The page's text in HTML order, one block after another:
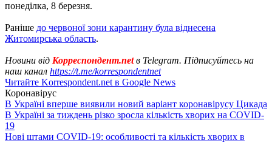
понеділка, 8 березня.
Раніше до червоної зони карантину була віднесена
Житомирська область.
Новини від Корреспондент.netв Telegram. Підписуйтесь на
наш канал https://t.me/korrespondentnet
Читайте Korrespondent.net в Google News
Коронавірус
В Україні вперше виявили новий варіант коронавірусу Цикада
В Україні за тиждень різко зросла кількість хворих на COVID-
19
Нові штами COVID-19: особливості та кількість хворих в